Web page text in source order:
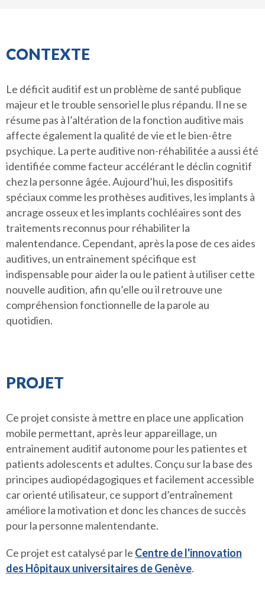
CONTEXTE
Le déficit auditif est un problème de santé publique
majeur et le trouble sensoriel le plus répandu. Il ne se
résume pas à l’altération de la fonction auditive mais
affecte également la qualité de vie et le bien-être
psychique. La perte auditive non-réhabilitée a aussi été
identifiée comme facteur accélérant le déclin cognitif
chez la personne âgée. Aujourd’hui, les dispositifs
spéciaux comme les prothèses auditives, les implants à
ancrage osseux et les implants cochléaires sont des
traitements reconnus pour réhabiliter la
malentendance. Cependant, après la pose de ces aides
auditives, un entrainement spécifique est
indispensable pour aider la ou le patient à utiliser cette
nouvelle audition, afin qu’elle ou il retrouve une
compréhension fonctionnelle de la parole au
quotidien.
PROJET
Ce projet consiste à mettre en place une application
mobile permettant, après leur appareillage, un
entrainement auditif autonome pour les patientes et
patients adolescents et adultes. Conçu sur la base des
principes audiopédagogiques et facilement accessible
car orienté utilisateur, ce support d’entraînement
améliore la motivation et donc les chances de succès
pour la personne malentendante.
Ce projet est catalysé par le Centre de l'innovation
des Hôpitaux universitaires de Genève.